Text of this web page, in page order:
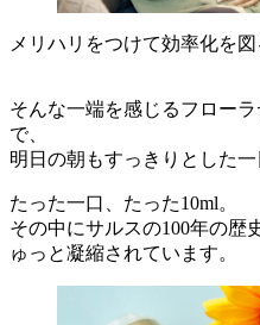
メリハリをつけて効率化を図
そんな一端を感じるフロー
で、
明日の朝もすっきりとした
たった一口、たった10ml。
その中にサルスの100年の歴
ゅっと凝縮されています。